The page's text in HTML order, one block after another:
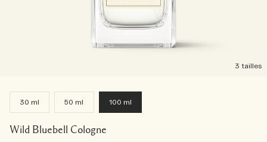
3 tailles
30 ml 50 ml 100 ml
Wild Bluebell Cologne